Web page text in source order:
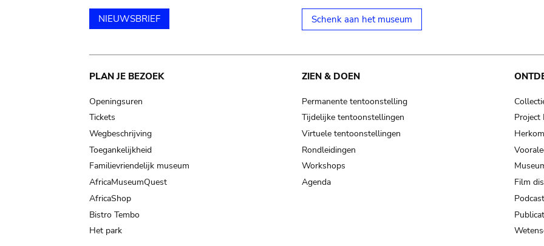
NIEUWSBRIEF Schenk aan het museum
Main
navigation
PLAN JE BEZOEK
Openingsuren
Tickets
Wegbeschrijving
Toegankelijkheid
Familievriendelijk museum
AfricaMuseumQuest
AfricaShop
Bistro Tembo
Het park
ZIEN & DOEN
Permanente tentoonstelling
Tijdelijke tentoonstellingen
Virtuele tentoonstellingen
Rondleidingen
Workshops
Agenda
Project
Film